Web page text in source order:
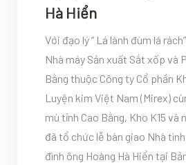
Hà Hiển
Với đạo lý “ Lá lành đùm lá
Nhà máy Sản xuất Sắt xốp và
Bằng thuộc Công ty Cổ phần
Luyện kim Việt Nam (Mirex)
mù tỉnh Cao Bằng, Kho K15 và
đã tổ chức lễ bàn giao Nhà
đình ông Hoàng Hà Hiển tại